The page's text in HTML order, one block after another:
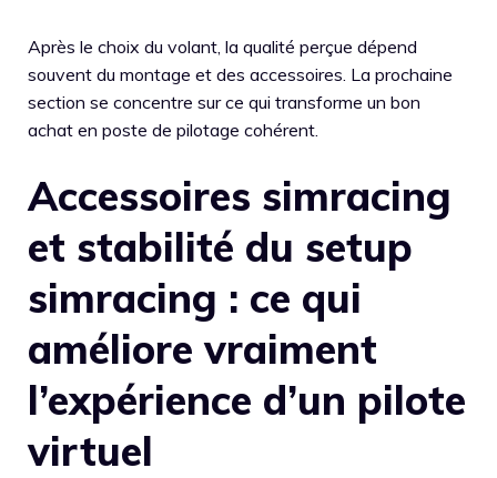
Après le choix du volant, la qualité perçue dépend
souvent du montage et des accessoires. La prochaine
section se concentre sur ce qui transforme un bon
achat en poste de pilotage cohérent.
Accessoires simracing
et stabilité du setup
simracing : ce qui
améliore vraiment
l’expérience d’un pilote
virtuel